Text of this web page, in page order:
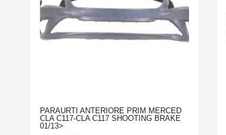
PARAURTI ANTERIORE PRIM MERCED
CLA C117-CLA C117 SHOOTING BRAKE
01/13>